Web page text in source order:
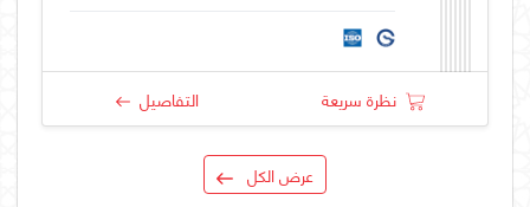
نظرة سريعة التفاصيل
عرض الكل